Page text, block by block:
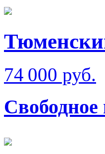
74 000 руб.
Свободное